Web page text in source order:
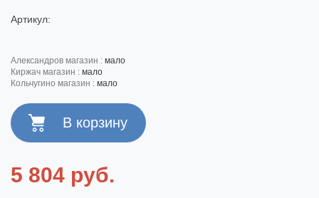
Артикул:
александров магазин : мало
киржач магазин : мало
кольчугино магазин : мало
5 804 руб.